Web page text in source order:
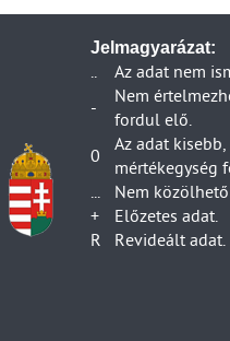
Egyetemes
ideje belföldi
Panaszok,
2024)
Panaszok,
2024)
Panaszok és
(2013-2024)
A postai
HIF ellenőrzési
A postai
szolgáltató
A postai
A száz lakosra
(1990-2006)
A száz lakosra
(1990-2006)
A száz lakosra
2006)
Jelmagyarázat:
..
Az adat nem
-
Nem
fordul elő.
0
Az adat
mértékegység
...
Nem
+
Előzetes adat.
R
Revideált adat.